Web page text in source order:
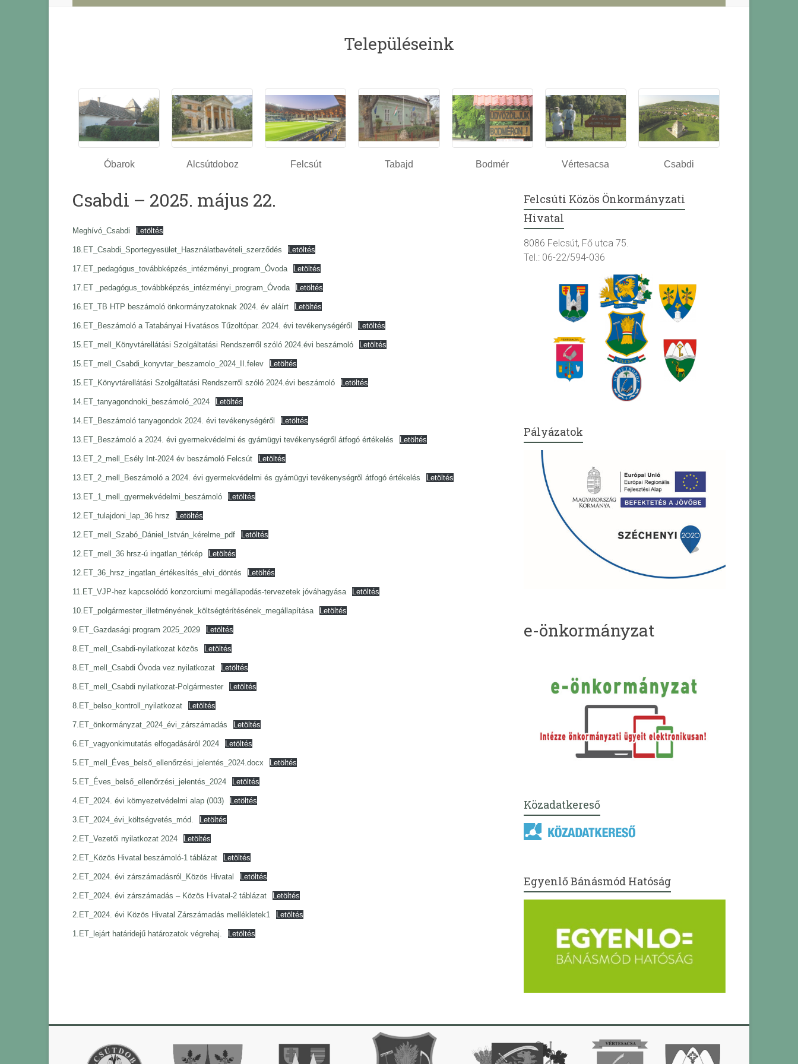
Településeink
Óbarok Alcsútdoboz Felcsút Tabajd Bodmér Vértesacsa Csabdi
Csabdi – 2025. május 22.
Meghívó_Csabdi Letöltés
18.ET_Csabdi_Sportegyesület_Használatbavételi_szerződés Letöltés
17.ET_pedagógus_továbbképzés_intézményi_program_Óvoda Letöltés
17.ET _pedagógus_továbbképzés_intézményi_program_Óvoda Letöltés
16.ET_TB HTP beszámoló önkormányzatoknak 2024. év aláírt Letöltés
16.ET_Beszámoló a Tatabányai Hivatásos Tűzoltópar. 2024. évi tevékenységéről Letöltés
15.ET_mell_Könyvtárellátási Szolgáltatási Rendszerről szóló 2024.évi beszámoló Letöltés
15.ET_mell_Csabdi_konyvtar_beszamolo_2024_II.felev Letöltés
15.ET_Könyvtárellátási Szolgáltatási Rendszerről szóló 2024.évi beszámoló Letöltés
14.ET_tanyagondnoki_beszámoló_2024 Letöltés
14.ET_Beszámoló tanyagondok 2024. évi tevékenységéről Letöltés
13.ET_Beszámoló a 2024. évi gyermekvédelmi és gyámügyi tevékenységről átfogó értékelés Letöltés
13.ET_2_mell_Esély Int-2024 év beszámoló Felcsút Letöltés
13.ET_2_mell_Beszámoló a 2024. évi gyermekvédelmi és gyámügyi tevékenységről átfogó értékelés Letöltés
13.ET_1_mell_gyermekvédelmi_beszámoló Letöltés
12.ET_tulajdoni_lap_36 hrsz Letöltés
12.ET_mell_Szabó_Dániel_István_kérelme_pdf Letöltés
12.ET_mell_36 hrsz-ú ingatlan_térkép Letöltés
12.ET_36_hrsz_ingatlan_értékesítés_elvi_döntés Letöltés
11.ET_VJP-hez kapcsolódó konzorciumi megállapodás-tervezetek jóváhagyása Letöltés
10.ET_polgármester_illetményének_költségtérítésének_megállapítása Letöltés
9.ET_Gazdasági program 2025_2029 Letöltés
8.ET_mell_Csabdi-nyilatkozat közös Letöltés
8.ET_mell_Csabdi Óvoda vez.nyilatkozat Letöltés
8.ET_mell_Csabdi nyilatkozat-Polgármester Letöltés
8.ET_belso_kontroll_nyilatkozat Letöltés
7.ET_önkormányzat_2024_évi_zárszámadás Letöltés
6.ET_vagyonkimutatás elfogadásáról 2024 Letöltés
5.ET_mell_Éves_belső_ellenőrzési_jelentés_2024.docx Letöltés
5.ET_Éves_belső_ellenőrzési_jelentés_2024 Letöltés
4.ET_2024. évi környezetvédelmi alap (003) Letöltés
3.ET_2024_évi_költségvetés_mód. Letöltés
2.ET_Vezetői nyilatkozat 2024 Letöltés
2.ET_Közös Hivatal beszámoló-1 táblázat Letöltés
2.ET_2024. évi zárszámadásról_Közös Hivatal Letöltés
2.ET_2024. évi zárszámadás – Közös Hivatal-2 táblázat Letöltés
2.ET_2024. évi Közös Hivatal Zárszámadás mellékletek1 Letöltés
1.ET_lejárt határidejű határozatok végrehaj. Letöltés
Felcsúti Közös Önkormányzati
Hivatal
8086 Felcsút, Fő utca 75.
Tel.: 06-22/594-036
Pályázatok
e-önkormányzat
Közadatkereső
Egyenlő Bánásmód Hatóság